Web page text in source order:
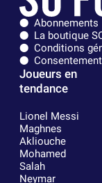
Abonnements
La boutique
Conditions
Consentement
Joueurs en
tendance
Lionel Messi
Maghnes
Akliouche
Mohamed
Salah
Neymar